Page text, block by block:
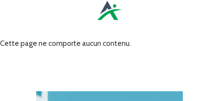
FORMATION
Cette page ne comporte aucun contenu.